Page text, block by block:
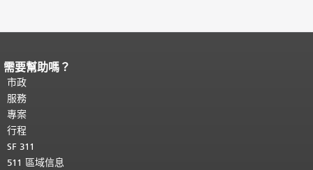
頁面內容結束。
都會重複顯示。
需要幫助嗎？
市政
服務
專案
行程
SF 311
511 區域信息